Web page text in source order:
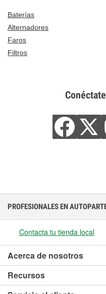
Baterías
Alternadores
Faros
Filtros
PROFESIONALES EN
Contacta tu tienda local
Acerca de nosotros
Recursos